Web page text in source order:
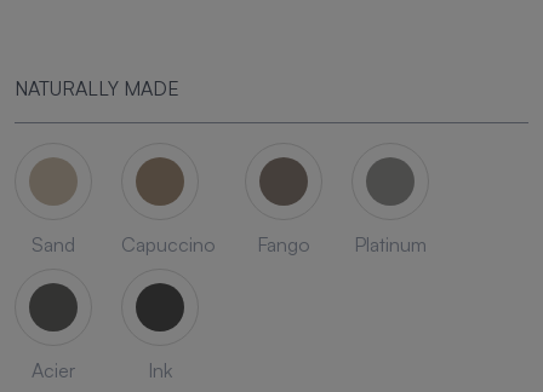
NATURALLY MADE
Sand Capuccino Fango Platinum
Acier Ink